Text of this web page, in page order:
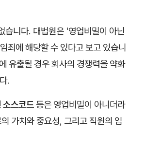
습니다. 대법원은 '영업비밀이 아닌
죄에 해당할 수 있다고 보고 있습니
유출될 경우 회사의 경쟁력을 약화
.
소스코드 등은 영업비밀이 아니더라
가치와 중요성, 그리고 직원의 임